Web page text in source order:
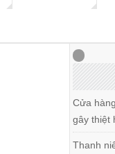
Cửa
gây thiệt
Thanh